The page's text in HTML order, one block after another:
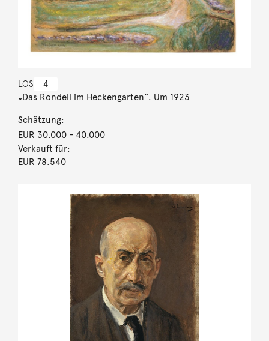
LOS 4
„Das Rondell im Heckengarten“. Um 1923
Schätzung:
EUR 30.000- 40.000
Verkauft für:
EUR 78.540